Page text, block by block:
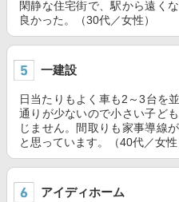
閑静な住宅街で、駅から遠く
良かった。（30代／女性）
一建設
日当たりもよく車も2～3台を
通りが少ないので小さい子ど
じません。間取りも家事導線
と思っています。（40代／女性
アイディホーム